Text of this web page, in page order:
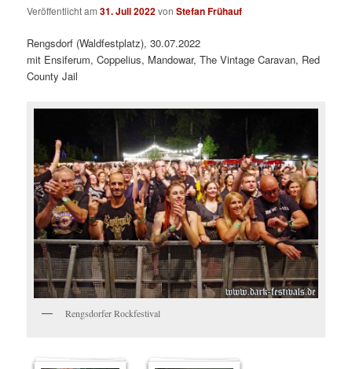
Veröffentlicht am31. Juli 2022vonStefan Frühauf
Rengsdorf (Waldfestplatz), 30.07.2022
mit Ensiferum, Coppelius, Mandowar, The Vintage Caravan, Red
County Jail
Rengsdorfer Rockfestival